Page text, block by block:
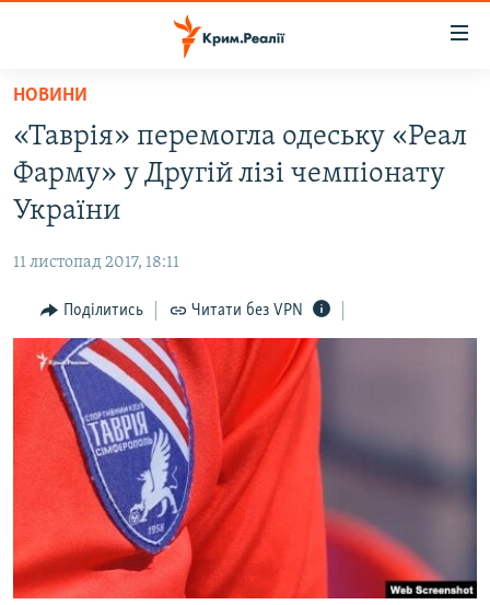
Перейти
основного
матеріалу
Перейти
до
основної
Перейти
до
пошуку
ВОДА.КРИМ
ВІДЕО ТА ФОТО
БЛОГИ
ПОГЛЯД
ІНТЕРВ'Ю
ВСЕ ЗА ДЕНЬ
СПЕЦПРОЕКТИ
ДЕПОРТАЦІЯ
ВІДЕОУРОКИ «ELIFBE»
СВІДЧЕННЯ ОКУПАЦІЇ
УКРАЇНСЬКА ПРОБЛЕМА КРИМУ
ЯК ОБІЙТИ БЛОКУВАННЯ
Qırımtatar
НОВИНИ
«Таврія» перемогла одеську «Реал
Фарму» у Другій лізі чемпіонату
України
11 листопад 2017, 18:11
Поділитись Читати без VPN